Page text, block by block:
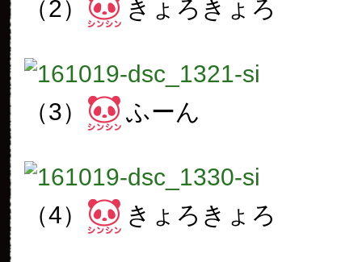
（2） きょろきょろ
（3） ふーん
（4） きょろきょろ